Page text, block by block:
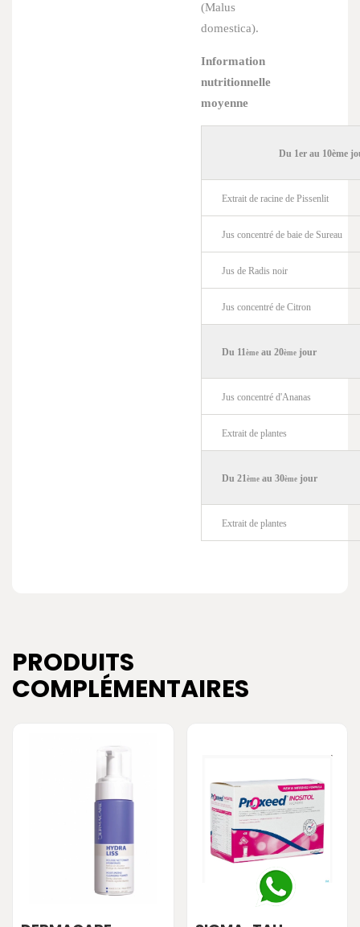
(Malus
domestica).
Information
nutritionnelle
moyenne
Du 1er au 10ème
Extrait de racine de Pissenlit
Jus concentré de baie de Sureau
Jus de Radis noir
Jus concentré de Citron
Du 11ème au 20ème jour
Jus concentré d'Ananas
Extrait de plantes
Du 21ème au 30ème jour
Extrait de plantes
PRODUITS
COMPLÉMENTAIRES